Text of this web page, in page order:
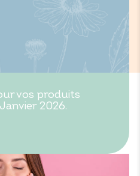
vos produits
2026.